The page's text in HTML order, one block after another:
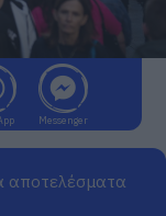
Messenger
αποτελέσματα